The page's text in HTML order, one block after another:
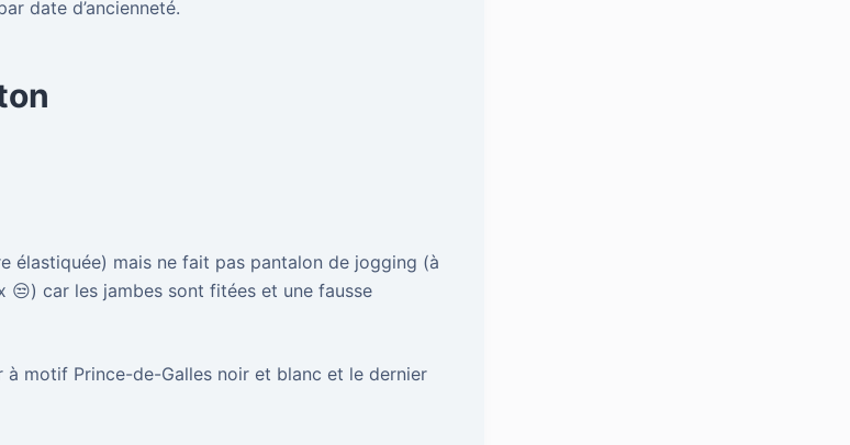
date d’ancienneté.
élastiquée) mais ne fait pas pantalon de jogging (à
😒) car les jambes sont fitées et une fausse
à motif Prince-de-Galles noir et blanc et le dernier